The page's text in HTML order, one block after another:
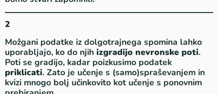
2
Možgani podatke iz dolgotrajnega spomina lahko
uporabljajo, ko do njih izgradijo nevronske poti.
Poti se gradijo, kadar poizkusimo podatek
priklicati. Zato je učenje s (samo)spraševanjem in
kvizi mnogo bolj učinkovito kot učenje s ponovnim